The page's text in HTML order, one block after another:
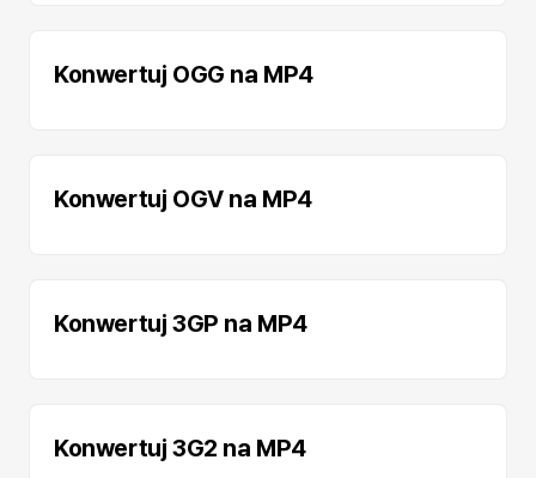
Konwertuj OGG na MP4
Konwertuj OGV na MP4
Konwertuj 3GP na MP4
Konwertuj 3G2 na MP4